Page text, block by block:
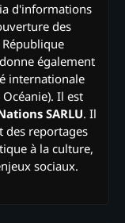
d'informations
des
également
internationale
Il est
SARLU. Il
des reportages
à la culture,
sociaux.